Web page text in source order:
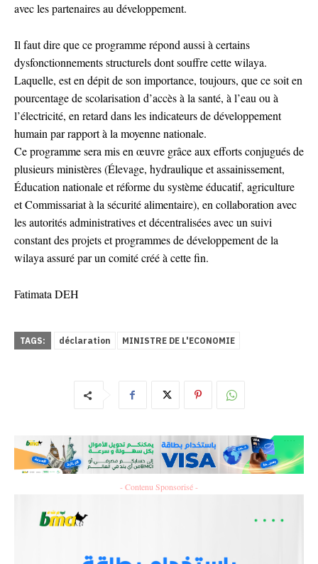
avec les partenaires au développement.
Il faut dire que ce programme répond aussi à certains
dysfonctionnements structurels dont souffre cette wilaya.
Laquelle, est en dépit de son importance, toujours, que ce soit en
pourcentage de scolarisation d’accès à la santé, à l’eau ou à
l’électricité, en retard dans les indicateurs de développement
humain par rapport à la moyenne nationale.
Ce programme sera mis en œuvre grâce aux efforts conjugués de
plusieurs ministères (Élevage, hydraulique et assainissement,
Éducation nationale et réforme du système éducatif, agriculture
et Commissariat à la sécurité alimentaire), en collaboration avec
les autorités administratives et décentralisées avec un suivi
constant des projets et programmes de développement de la
wilaya assuré par un comité créé à cette fin.
Fatimata DEH
TAGS: déclaration MINISTRE DE L'ECONOMIE
- Contenu Sponsorisé -